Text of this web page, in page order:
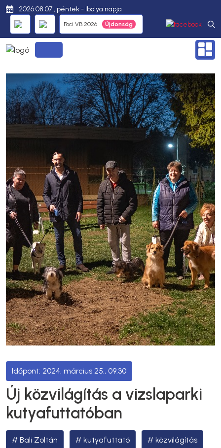
2026.08.07., péntek - Ibolya napja
Foci VB 2026
2024. március 25., 09:30
Új közvilágítás a vizslaparki
kutyafuttatóban
Bali Zoltán kutyafuttató közvilágítás